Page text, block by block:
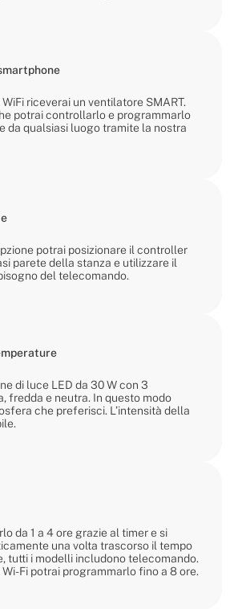
WiFi riceverai un ventilatore SMART.
potrai controllarlo e programmarlo
da qualsiasi luogo tramite la nostra
potrai posizionare il controller
parete della stanza e utilizzare il
del telecomando.
di luce LED da 30 W con 3
fredda e neutra. In questo modo
che preferisci. L’intensità della
da 1 a 4 ore grazie al timer e si
una volta trascorso il tempo
tutti i modelli includono telecomando.
Wi-Fi potrai programmarlo fino a 8 ore.